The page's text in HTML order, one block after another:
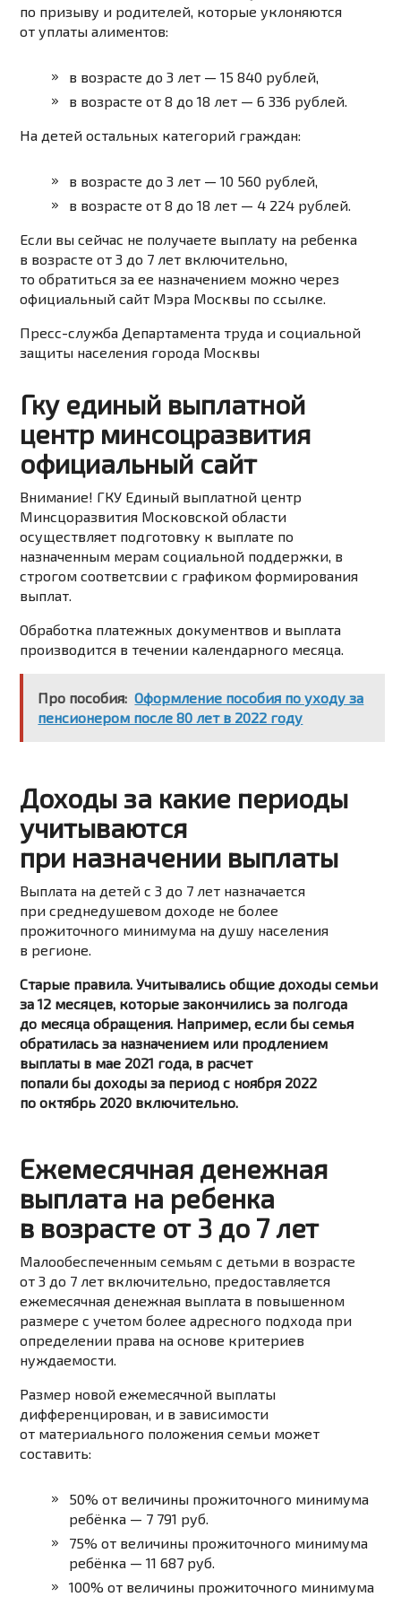
по призыву и родителей, которые уклоняются
от уплаты алиментов:
в возрасте до 3 лет — 15 840 рублей,
в возрасте от 8 до 18 лет — 6 336 рублей.
На детей остальных категорий граждан:
в возрасте до 3 лет — 10 560 рублей,
в возрасте от 8 до 18 лет — 4 224 рублей.
Если вы сейчас не получаете выплату на ребенка
в возрасте от 3 до 7 лет включительно,
то обратиться за ее назначением можно через
официальный сайт Мэра Москвы по ссылке.
Пресс-служба Департамента труда и социальной
защиты населения города Москвы
Гку единый выплатной
центр минсоцразвития
официальный сайт
Внимание! ГКУ Единый выплатной центр
Минсцоразвития Московской области
осуществляет подготовку к выплате по
назначенным мерам социальной поддержки, в
строгом соответсвии с графиком формирования
выплат.
Обработка платежных документвов и выплата
производится в течении календарного месяца.
Про пособия: Оформление пособия по уходу за
пенсионером после 80 лет в 2022 году
Доходы за какие периоды
учитываются
при назначении выплаты
Выплата на детей с 3 до 7 лет назначается
при среднедушевом доходе не более
прожиточного минимума на душу населения
в регионе.
Старые правила. Учитывались общие доходы семьи
за 12 месяцев, которые закончились за полгода
до месяца обращения. Например, если бы семья
обратилась за назначением или продлением
выплаты в мае 2021 года, в расчет
попали бы доходы за период с ноября 2022
по октябрь 2020 включительно.
Ежемесячная денежная
выплата на ребенка
в возрасте от 3 до 7 лет
Малообеспеченным семьям с детьми в возрасте
от 3 до 7 лет включительно, предоставляется
ежемесячная денежная выплата в повышенном
размере с учетом более адресного подхода при
определении права на основе критериев
нуждаемости.
Размер новой ежемесячной выплаты
дифференцирован, и в зависимости
от материального положения семьи может
составить:
50% от величины прожиточного минимума
ребёнка — 7 791 руб.
75% от величины прожиточного минимума
ребёнка —11 687 руб.
100% от величины прожиточного минимума